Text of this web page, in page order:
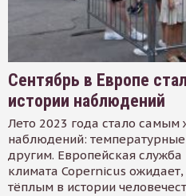
Сентябрь в Европе
истории наблюдений
Лето 2023 года стало самым
наблюдений:
другим. Европейская
климата Copernicus
тёплым в истории